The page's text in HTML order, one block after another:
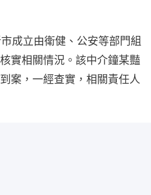
成立由衛健、公安等部門組
實相關情況。該中介鐘某豔
案，一經查實，相關責任人